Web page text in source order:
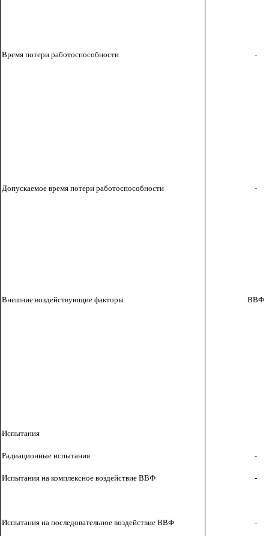
Время потери работоспособности -
Допускаемое время потери работоспособности -
Внешние воздействующие факторы ВВФ
Испытания
Радиационные испытания -
Испытания на комплексное воздействие ВВФ -
Испытания на последовательное воздействие ВВФ -